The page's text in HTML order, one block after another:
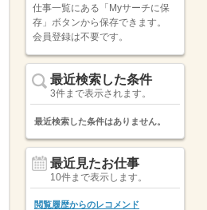
仕事一覧にある「Myサーチに保
存」ボタンから保存できます。
会員登録は不要です。
最近検索した条件
3件まで表示されます。
最近検索した条件はありません。
最近見たお仕事
10件まで表示します。
閲覧履歴からのレコメンド